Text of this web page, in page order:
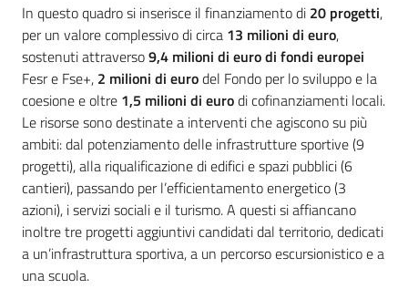
In questo quadro si inserisce il finanziamento di 20 progetti,
per un valore complessivo di circa 13 milioni di euro,
sostenuti attraverso9,4 milioni di euro di fondi europei
Fesr e Fse+, 2 milioni di eurodel Fondo per lo sviluppo e la
coesione e oltre 1,5 milioni di eurodi cofinanziamenti locali.
Le risorse sono destinate a interventi che agiscono su più
ambiti: dal potenziamento delle infrastrutture sportive (9
progetti), alla riqualificazione di edifici e spazi pubblici (6
cantieri), passando per l’efficientamento energetico (3
azioni), i servizi sociali e il turismo. A questi si affiancano
inoltre tre progetti aggiuntivi candidati dal territorio, dedicati
a un’infrastruttura sportiva, a un percorso escursionistico e a
una scuola.